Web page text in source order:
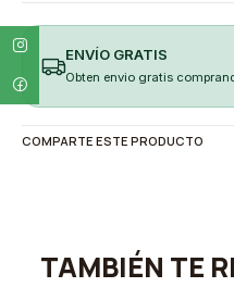
ENVÍO GRATIS
Obten envio gratis
COMPARTE ESTE PRODUCTO
TAMBIÉN TE